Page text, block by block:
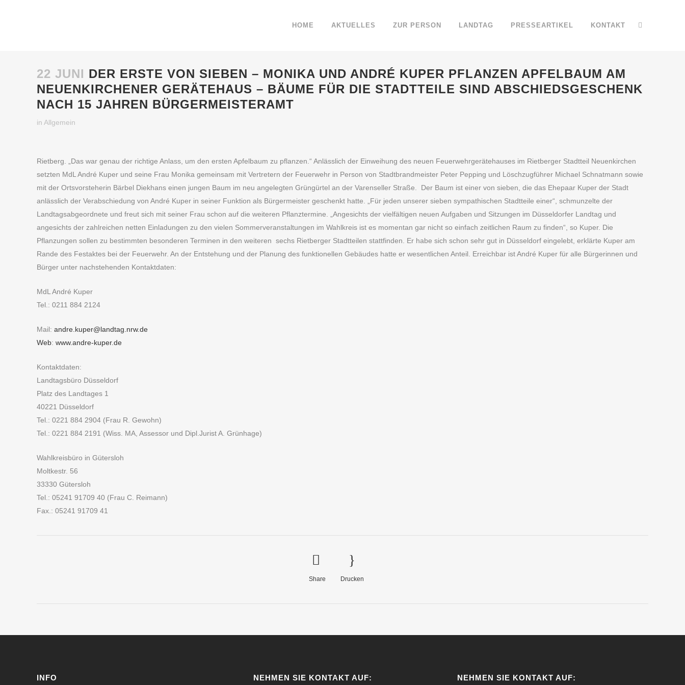
HOME AKTUELLES ZUR PERSON LANDTAG PRESSEARTIKEL KONTAKT
22 JUNI DER ERSTE VON SIEBEN – MONIKA UND ANDRÉ KUPER PFLANZEN APFELBAUM AM
NEUENKIRCHENER GERÄTEHAUS – BÄUME FÜR DIE STADTTEILE SIND ABSCHIEDSGESCHENK
NACH 15 JAHREN BÜRGERMEISTERAMT
in Allgemein
Rietberg. „Das war genau der richtige Anlass, um den ersten Apfelbaum zu pflanzen.“ Anlässlich der Einweihung des neuen Feuerwehrgerätehauses im Rietberger Stadtteil Neuenkirchen
setzten MdL André Kuper und seine Frau Monika gemeinsam mit Vertretern der Feuerwehr in Person von Stadtbrandmeister Peter Pepping und Löschzugführer Michael Schnatmann sowie
mit der Ortsvorsteherin Bärbel Diekhans einen jungen Baum im neu angelegten Grüngürtel an der Varenseller Straße. Der Baum ist einer von sieben, die das Ehepaar Kuper der Stadt
anlässlich der Verabschiedung von André Kuper in seiner Funktion als Bürgermeister geschenkt hatte. „Für jeden unserer sieben sympathischen Stadtteile einer“, schmunzelte der
Landtagsabgeordnete und freut sich mit seiner Frau schon auf die weiteren Pflanztermine. „Angesichts der vielfältigen neuen Aufgaben und Sitzungen im Düsseldorfer Landtag und
angesichts der zahlreichen netten Einladungen zu den vielen Sommerveranstaltungen im Wahlkreis ist es momentan gar nicht so einfach zeitlichen Raum zu finden“, so Kuper. Die
Pflanzungen sollen zu bestimmten besonderen Terminen in den weiteren sechs Rietberger Stadtteilen stattfinden. Er habe sich schon sehr gut in Düsseldorf eingelebt, erklärte Kuper am
Rande des Festaktes bei der Feuerwehr. An der Entstehung und der Planung des funktionellen Gebäudes hatte er wesentlichen Anteil. Erreichbar ist André Kuper für alle Bürgerinnen und
Bürger unter nachstehenden Kontaktdaten:
MdL André Kuper
Tel.: 0211 884 2124
Mail: andre.kuper@landtag.nrw.de
Web: www.andre-kuper.de
Kontaktdaten:
Landtagsbüro Düsseldorf
Platz des Landtages 1
40221 Düsseldorf
Tel.: 0221 884 2904 (Frau R. Gewohn)
Tel.: 0221 884 2191 (Wiss. MA, Assessor und Dipl.Jurist A. Grünhage)
Wahlkreisbüro in Gütersloh
Moltkestr. 56
33330 Gütersloh
Tel.: 05241 91709 40 (Frau C. Reimann)
Fax.: 05241 91709 41
Share Drucken
INFO NEHMEN SIE KONTAKT AUF: NEHMEN SIE KONTAKT AUF: